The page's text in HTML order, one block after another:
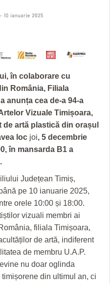
DIN TIMIŞ
în colaborare cu
România, Filiala
anunța cea de-a 94-a
Vizuale Timișoara,
artă plastică din orașul
loc joi, 5 decembrie
în mansarda B1 a
Județean Timiș,
pe 10 ianuarie 2025,
orele 10:00 și 18:00.
vizuali membri ai
filiala Timișoara,
de artă, indiferent
de membru U.A.P.
nu doar oglinda
din ultimul an, ci